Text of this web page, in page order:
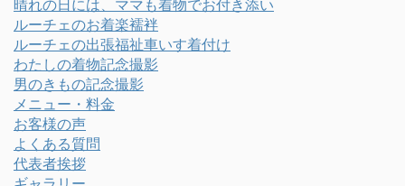
晴れの日には、ママも着物でお付き添い
ルーチェのお着楽襦袢
ルーチェの出張福祉車いす着付け
わたしの着物記念撮影
男のきもの記念撮影
メニュー・料金
お客様の声
よくある質問
代表者挨拶